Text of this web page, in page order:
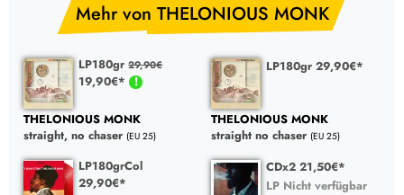
Mehr von THELONIOUS MONK
LP180gr29,90€
19,90€*
THELONIOUS MONK
straight, no chaser (EU 25)
LP180gr 29,90€*
THELONIOUS MONK
straight no chaser (EU 25)
LP180grCol
29,90€*
CDx2 21,50€*
LP Nicht verfügbar